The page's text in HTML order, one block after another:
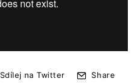
Sdílej na Twitter Share